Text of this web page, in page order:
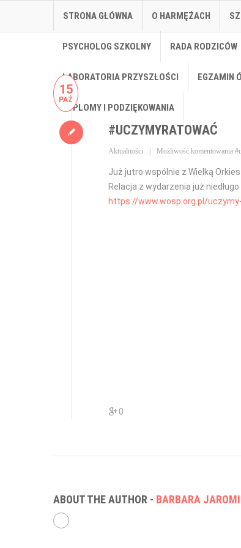
STRONA GŁÓWNA O HARMĘŻACH
PSYCHOLOG SZKOLNY RADA RODZICÓW
LABORATORIA PRZYSZŁOŚCI EGZAMIN
DYPLOMY I PODZIĘKOWANIA
15
PAŹ
#UCZYMYRATOWAĆ
Aktualności Możliwość komentowania
Już jutro wspólnie z Wielką
Relacja z wydarzenia już
https://www.wosp.org.pl/
0
ABOUT THE AUTHOR - BARBARA